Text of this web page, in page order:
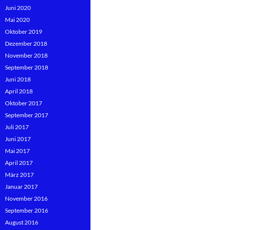
Juni 2020
Mai 2020
Oktober 2019
Dezember 2018
November 2018
September 2018
Juni 2018
April 2018
Oktober 2017
September 2017
Juli 2017
Juni 2017
Mai 2017
April 2017
März 2017
Januar 2017
November 2016
September 2016
August 2016